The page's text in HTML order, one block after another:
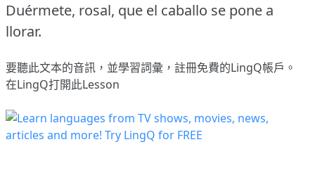
Duérmete, rosal, que el caballo se pone a
llorar.
要聽此文本的音訊，並學習詞彙， 註冊免費的LingQ帳戶。
在LingQ打開此Lesson